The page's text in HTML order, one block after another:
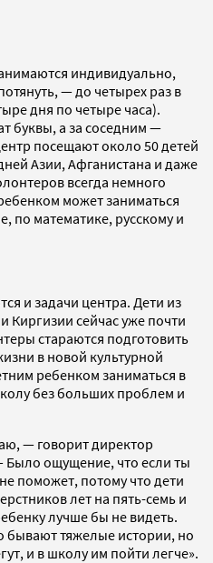
индивидуально,
— до четырех раз в
дня по четыре часа).
буквы, а за соседним —
посещают около 50 детей
Азии, Афганистана и даже
всегда немного
может заниматься
по математике, русскому и
и задачи центра. Дети из
Киргизии сейчас уже почти
стараются подготовить
в новой культурной
ребенком заниматься в
без больших проблем и
— говорит директор
ощущение, что если ты
поможет, потому что дети
лет на пять-семь и
лучше бы не видеть.
бывают тяжелые истории, но
и в школу им пойти легче».